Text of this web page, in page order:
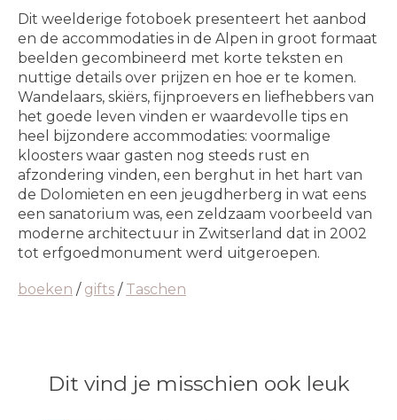
Dit weelderige fotoboek presenteert het aanbod
en de accommodaties in de Alpen in groot formaat
beelden gecombineerd met korte teksten en
nuttige details over prijzen en hoe er te komen.
Wandelaars, skiërs, fijnproevers en liefhebbers van
het goede leven vinden er waardevolle tips en
heel bijzondere accommodaties: voormalige
kloosters waar gasten nog steeds rust en
afzondering vinden, een berghut in het hart van
de Dolomieten en een jeugdherberg in wat eens
een sanatorium was, een zeldzaam voorbeeld van
moderne architectuur in Zwitserland dat in 2002
tot erfgoedmonument werd uitgeroepen.
boeken / gifts / Taschen
Dit vind je misschien ook leuk